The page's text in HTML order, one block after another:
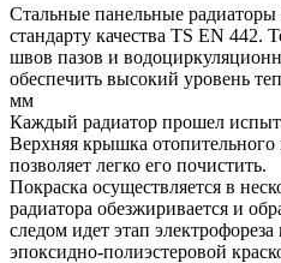
Стальные панельные радиаторы
стандарту качества TS EN 442.
швов пазов и
обеспечить высокий уровень
мм
Каждый радиатор прошел
Верхняя крышка отопительного
позволяет легко его почистить.
Покраска осуществляется в
радиатора обезжиривается и
следом идет этап
эпоксидно-полиэстеровой